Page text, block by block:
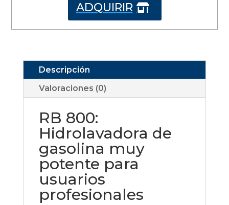

ADQUIRIR
Descripción
Valoraciones (0)
RB 800:
Hidrolavadora de
gasolina muy
potente para
usuarios
profesionales